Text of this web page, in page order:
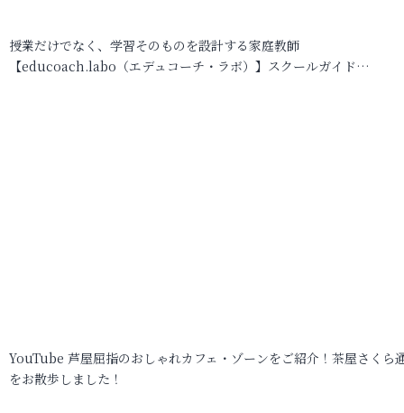
授業だけでなく、学習そのものを設計する家庭教師
【educoach.labo（エデュコーチ・ラボ）】スクールガイド…
YouTube 芦屋屈指のおしゃれカフェ・ゾーンをご紹介！茶屋さくら
をお散歩しました！